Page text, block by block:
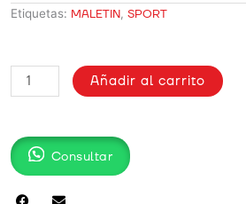
Etiquetas: MALETIN,SPORT
MALETÍN
DEPORTIVO
Añadir al carrito
Consultar